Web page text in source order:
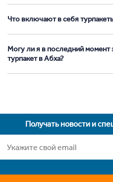
Что включают в себя
Могу ли я в последний момент
турпакет в Абха?
Получать новости и